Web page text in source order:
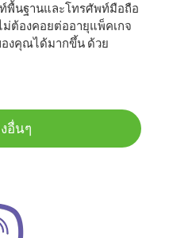
พื้นฐานและโทรศัพท์มือถือ
ต้องคอยต่ออายุแพ็คเกจ
งคุณได้มากขึ้น ด้วย
อื่นๆ